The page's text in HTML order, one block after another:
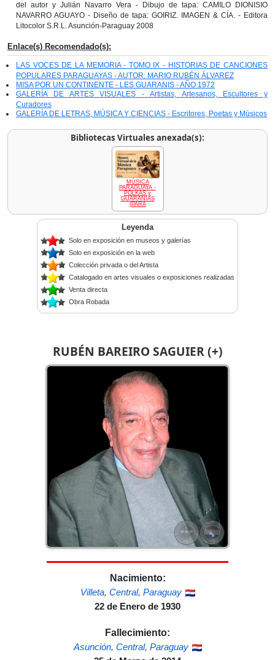
RUBÉN BAREIRO SAGUIER (+)
Nacimiento:
Villeta, Central, Paraguay
22 de Enero de 1930
Fallecimiento:
Asunción, Central, Paraguay
del autor y Julián Navarro Vera - Dibujo de tapa: CAMILO DIONISIO
NAVARRO AGUAYO - Diseño de tapa: GOIRIZ. IMAGEN & CÍA. - Editora
Litocolor S.R.L. Asunción-Paraguay 2008
Enlace(s) Recomendado(s):
LAS VOCES DE LA MEMORIA - TOMO IX - HISTORIAS DE CANCIONES
POPULARES PARAGUAYAS - AUTOR: MARIO RUBÉN ÁLVAREZ
MISA POR UN CONTINENTE - LES GUARANIS - AÑO 1972
GALERÍA DE ARTES VISUALES - Artistas, Artesanos, Escultores y
Curadores
GALERÍA DE LETRAS, MÚSICA Y CIENCIAS - Escritores, Poetas y Músicos
Bibliotecas Virtuales anexada(s):
MÚSICA
PARAGUAYA -
POLKAS y
GUARANIAS
(PARA
Leyenda
Solo en exposición en museos y galerías
Solo en exposición en la web
Colección privada o del Artista
Catalogado en artes visuales o exposiciones realizadas
Venta directa
Obra Robada